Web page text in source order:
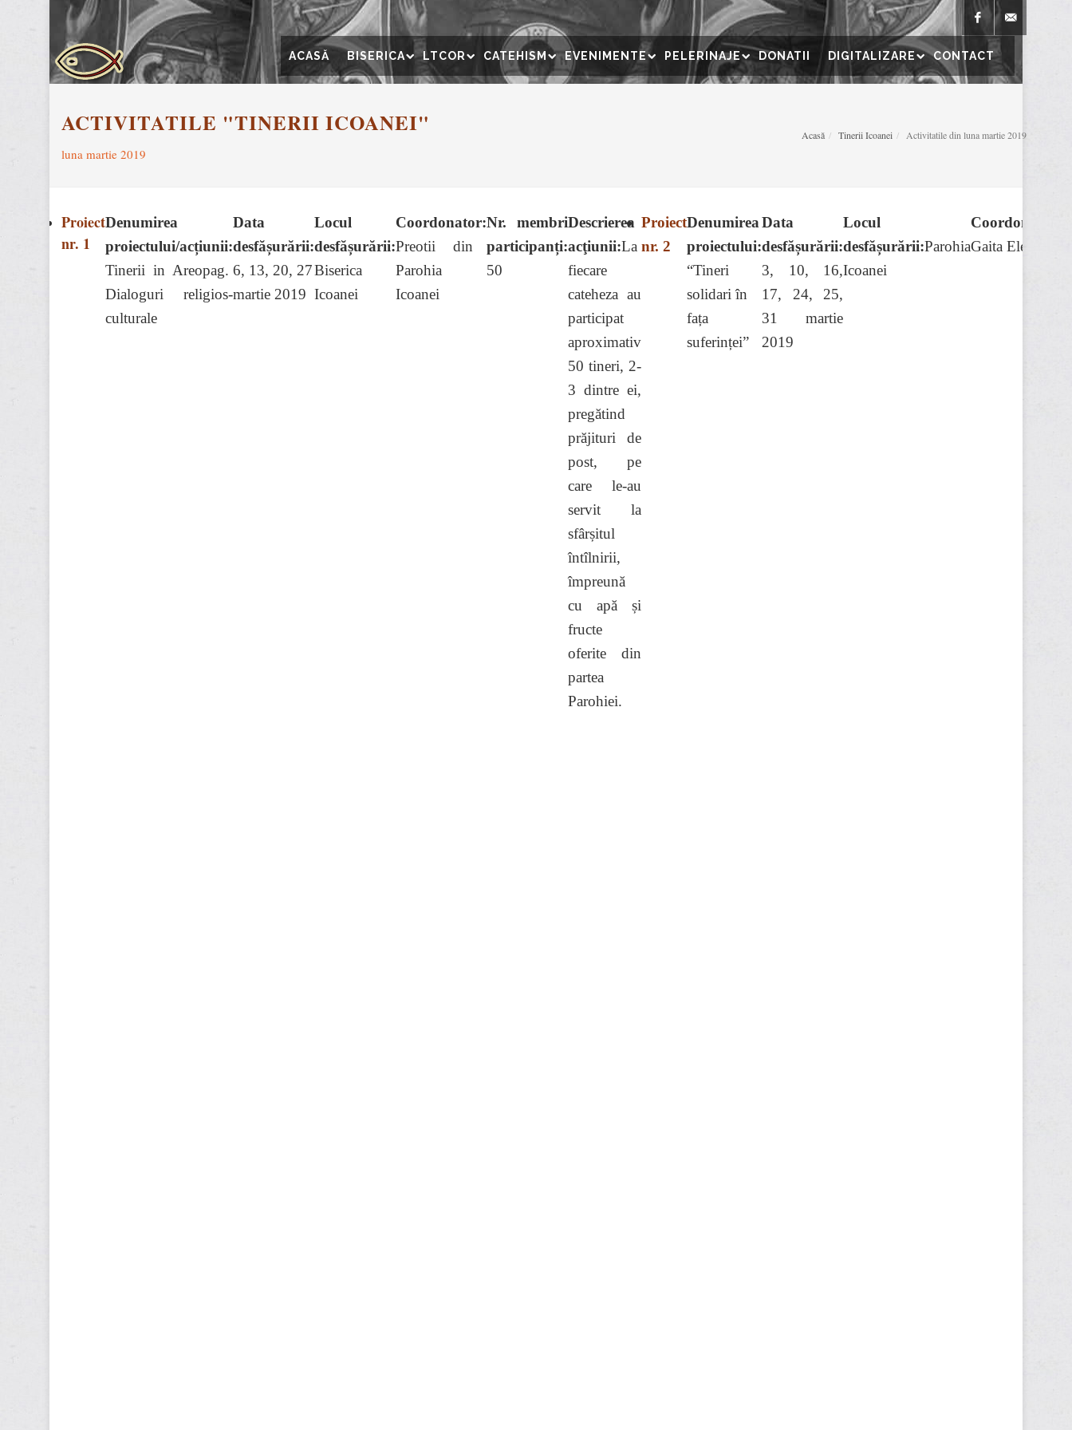
Facebook
ACASĂ BISERICA LTCOR CATEHISM EVENIMENTE PELERINAJE DONATII DIGITALIZARE CONTACT
ACTIVITATILE "TINERII ICOANEI"
luna martie 2019
Acasă Tinerii Icoanei Activitatile din luna martie 2019
Proiect
nr. 1
Denumirea
proiectului/acțiunii:
Tinerii in Areopag.
Dialoguri religios-
culturale
Data
desfășurării:
6, 13, 20, 27
martie 2019
Locul
desfășurării:
Biserica
Icoanei
Coordonator:
Preotii din
Parohia
Icoanei
Nr. membri
participanți:
50
Descrierea
acţiunii:La
fiecare
cateheza au
participat
aproximativ
50 tineri, 2-
3 dintre ei,
pregătind
prăjituri de
post, pe
care le-au
servit la
sfârșitul
întîlnirii,
împreună
cu apă și
fructe
oferite din
partea
Parohiei.
Proiect
nr. 2
Denumirea
proiectului:
“Tineri
solidari în
fața
suferinței”
Data
desfășurării:
3, 10, 16,
17, 24, 25,
31 martie
2019
Locul
desfășurării:Parohia
Icoanei
Coordonator:
Gaita Elena